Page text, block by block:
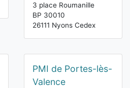
3 place Roumanille
BP 30010
26111 Nyons Cedex
PMI de Portes-lès-
Valence